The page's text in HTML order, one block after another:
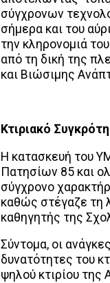
σύγχρονων
σήμερα και του
την κληρονομιά
από τη δική της
και Βιώσιμης
Κτιριακό
Η κατασκευή του
Πατησίων 85 και
σύγχρονο
καθώς στέγαζε τη
καθηγητής της
Σύντομα, οι
δυνατότητες του
ψηλού κτιρίου της